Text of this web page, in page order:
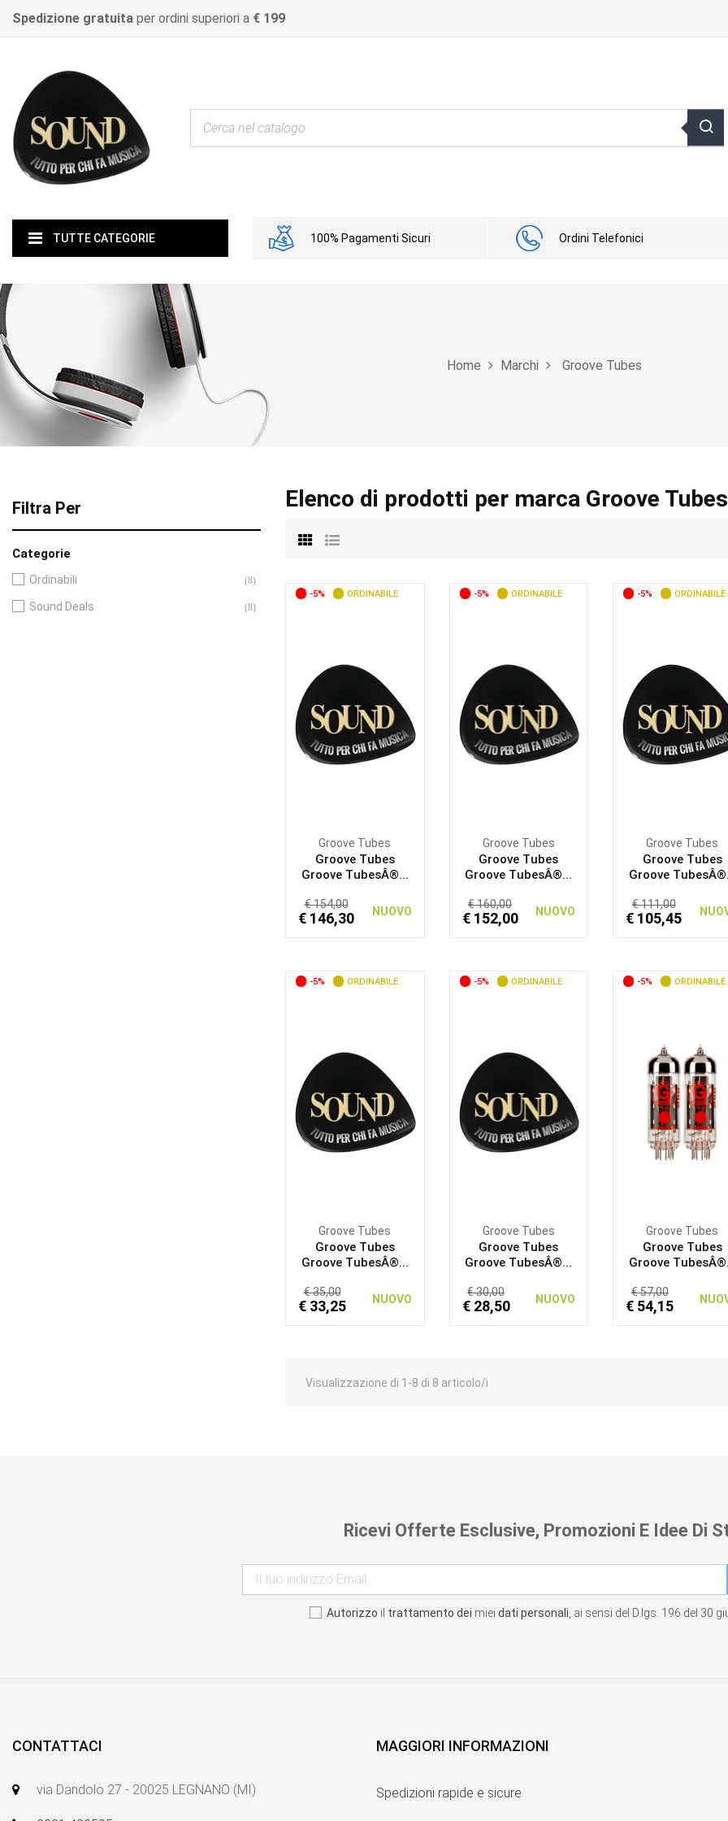
Spedizione gratuita per ordini superiori a € 199
TUTTE CATEGORIE 100% Pagamenti Sicuri Ordini Telefonici
Home Marchi Groove Tubes
Filtra Per
Categorie
Ordinabili (8)
Sound Deals (8)
Elenco di prodotti per marca Groove Tubes
-5% ORDINABILE
Groove Tubes
Groove Tubes
Groove TubesÂ®...
€ 154,00
€ 146,30 NUOVO
-5% ORDINABILE
Groove Tubes
Groove Tubes
Groove TubesÂ®...
€ 160,00
€ 152,00 NUOVO
-5% ORDINABILE
Groove Tubes
Groove Tubes
Groove
€ 111,00
€ 105,45
-5% ORDINABILE
Groove Tubes
Groove Tubes
Groove TubesÂ®...
€ 35,00
€ 33,25 NUOVO
-5% ORDINABILE
Groove Tubes
Groove Tubes
Groove TubesÂ®...
€ 30,00
€ 28,50 NUOVO
-5% ORDINABILE
Groove Tubes
Groove Tubes
Groove
€ 57,00
€ 54,15
Visualizzazione di 1-8 di 8 articolo/i
Ricevi Offerte Esclusive, Promozioni E Idee Di
Autorizzo il trattamento dei miei dati personali , ai sensi del D.lgs. 196 del 30
CONTATTACI
via Dandolo 27 - 20025 LEGNANO (MI)
MAGGIORI INFORMAZIONI
Spedizioni rapide e sicure